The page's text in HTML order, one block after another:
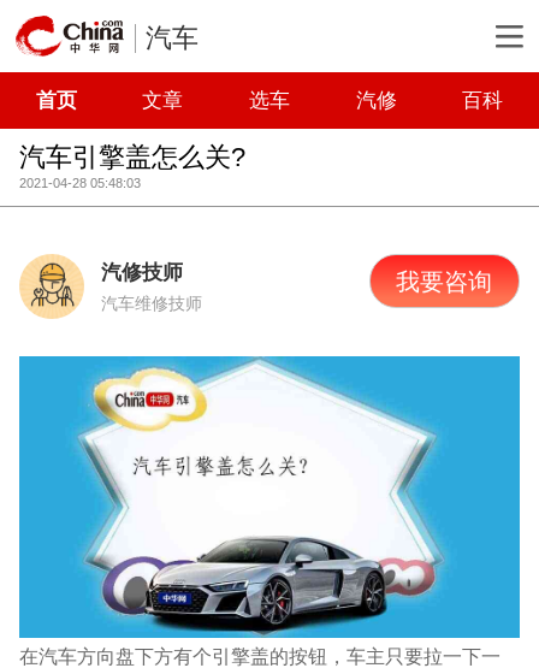
汽车
首页 文章 选车 汽修 百科
汽车引擎盖怎么关?
2021-04-28 05:48:03
汽修技师
汽车维修技师
我要咨询
在汽车方向盘下方有个引擎盖的按钮，车主只要拉一下一